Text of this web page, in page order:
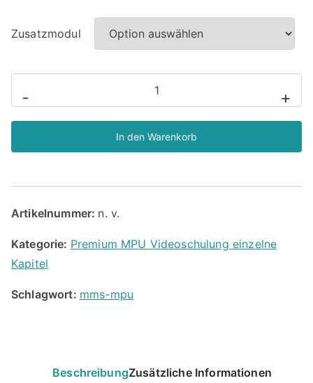
,
Zusatzmodul
-
Online-
Einzelschulung
Sprachmodul)
Menge
+
In den Warenkorb
Artikelnummer: n. v.
Kategorie: Premium MPU Videoschulung einzelne
Kapitel
Schlagwort: mms-mpu
BeschreibungZusätzliche Informationen